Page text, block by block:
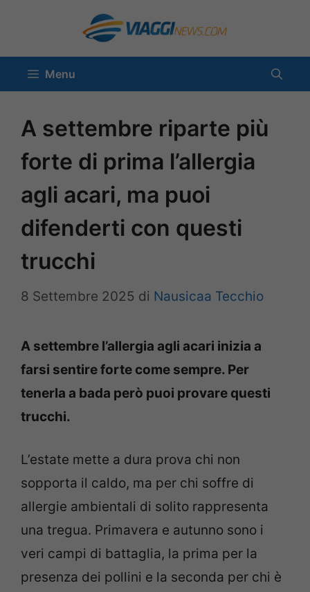
contenuto
Menu
A settembre riparte più
forte di prima l’allergia
agli acari, ma puoi
difenderti con questi
trucchi
8 Settembre 2025 di Nausicaa Tecchio
A settembre l’allergia agli acari inizia a
farsi sentire forte come sempre. Per
tenerla a bada però puoi provare questi
trucchi.
L’estate mette a dura prova chi non
sopporta il caldo, ma per chi soffre di
allergie ambientali di solito rappresenta
una tregua. Primavera e autunno sono i
veri campi di battaglia, la prima per la
presenza dei pollini e la seconda per chi è